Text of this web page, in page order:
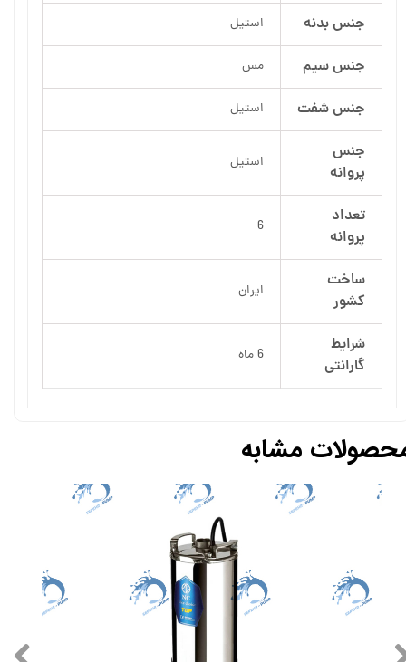
جنس بدنه استیل
جنس سیم مس
جنس شفت استیل
جنس
پروانه
استیل
تعداد
پروانه
6
ساخت
کشور
ایران
شرایط
گارانتی
6 ماه
مشابه